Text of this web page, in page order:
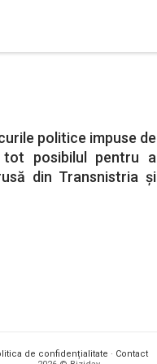
politice impuse de
posibilul pentru a
din Transnistria și
de confidențialitate · Contact